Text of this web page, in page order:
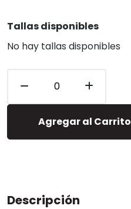
Tallas disponibles
No hay tallas disponibles
Agregar al Carrito
Descripción